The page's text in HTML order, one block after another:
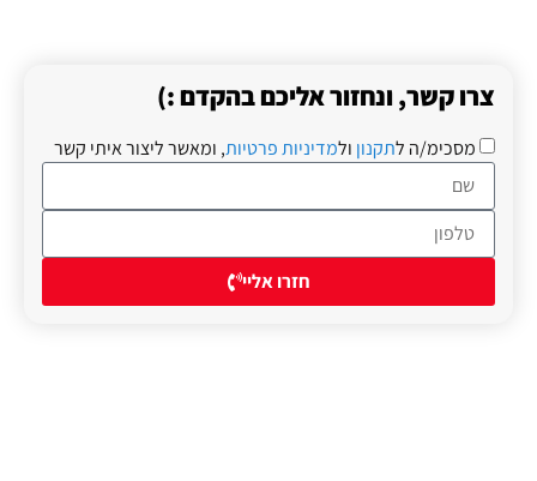
צרו קשר, ונחזור אליכם בהקדם :)
מסכימ/ה לתקנון ולמדיניות פרטיות, ומאשר ליצור איתי קשר
חזרו אליי